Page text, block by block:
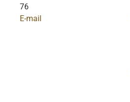
76
E-mail